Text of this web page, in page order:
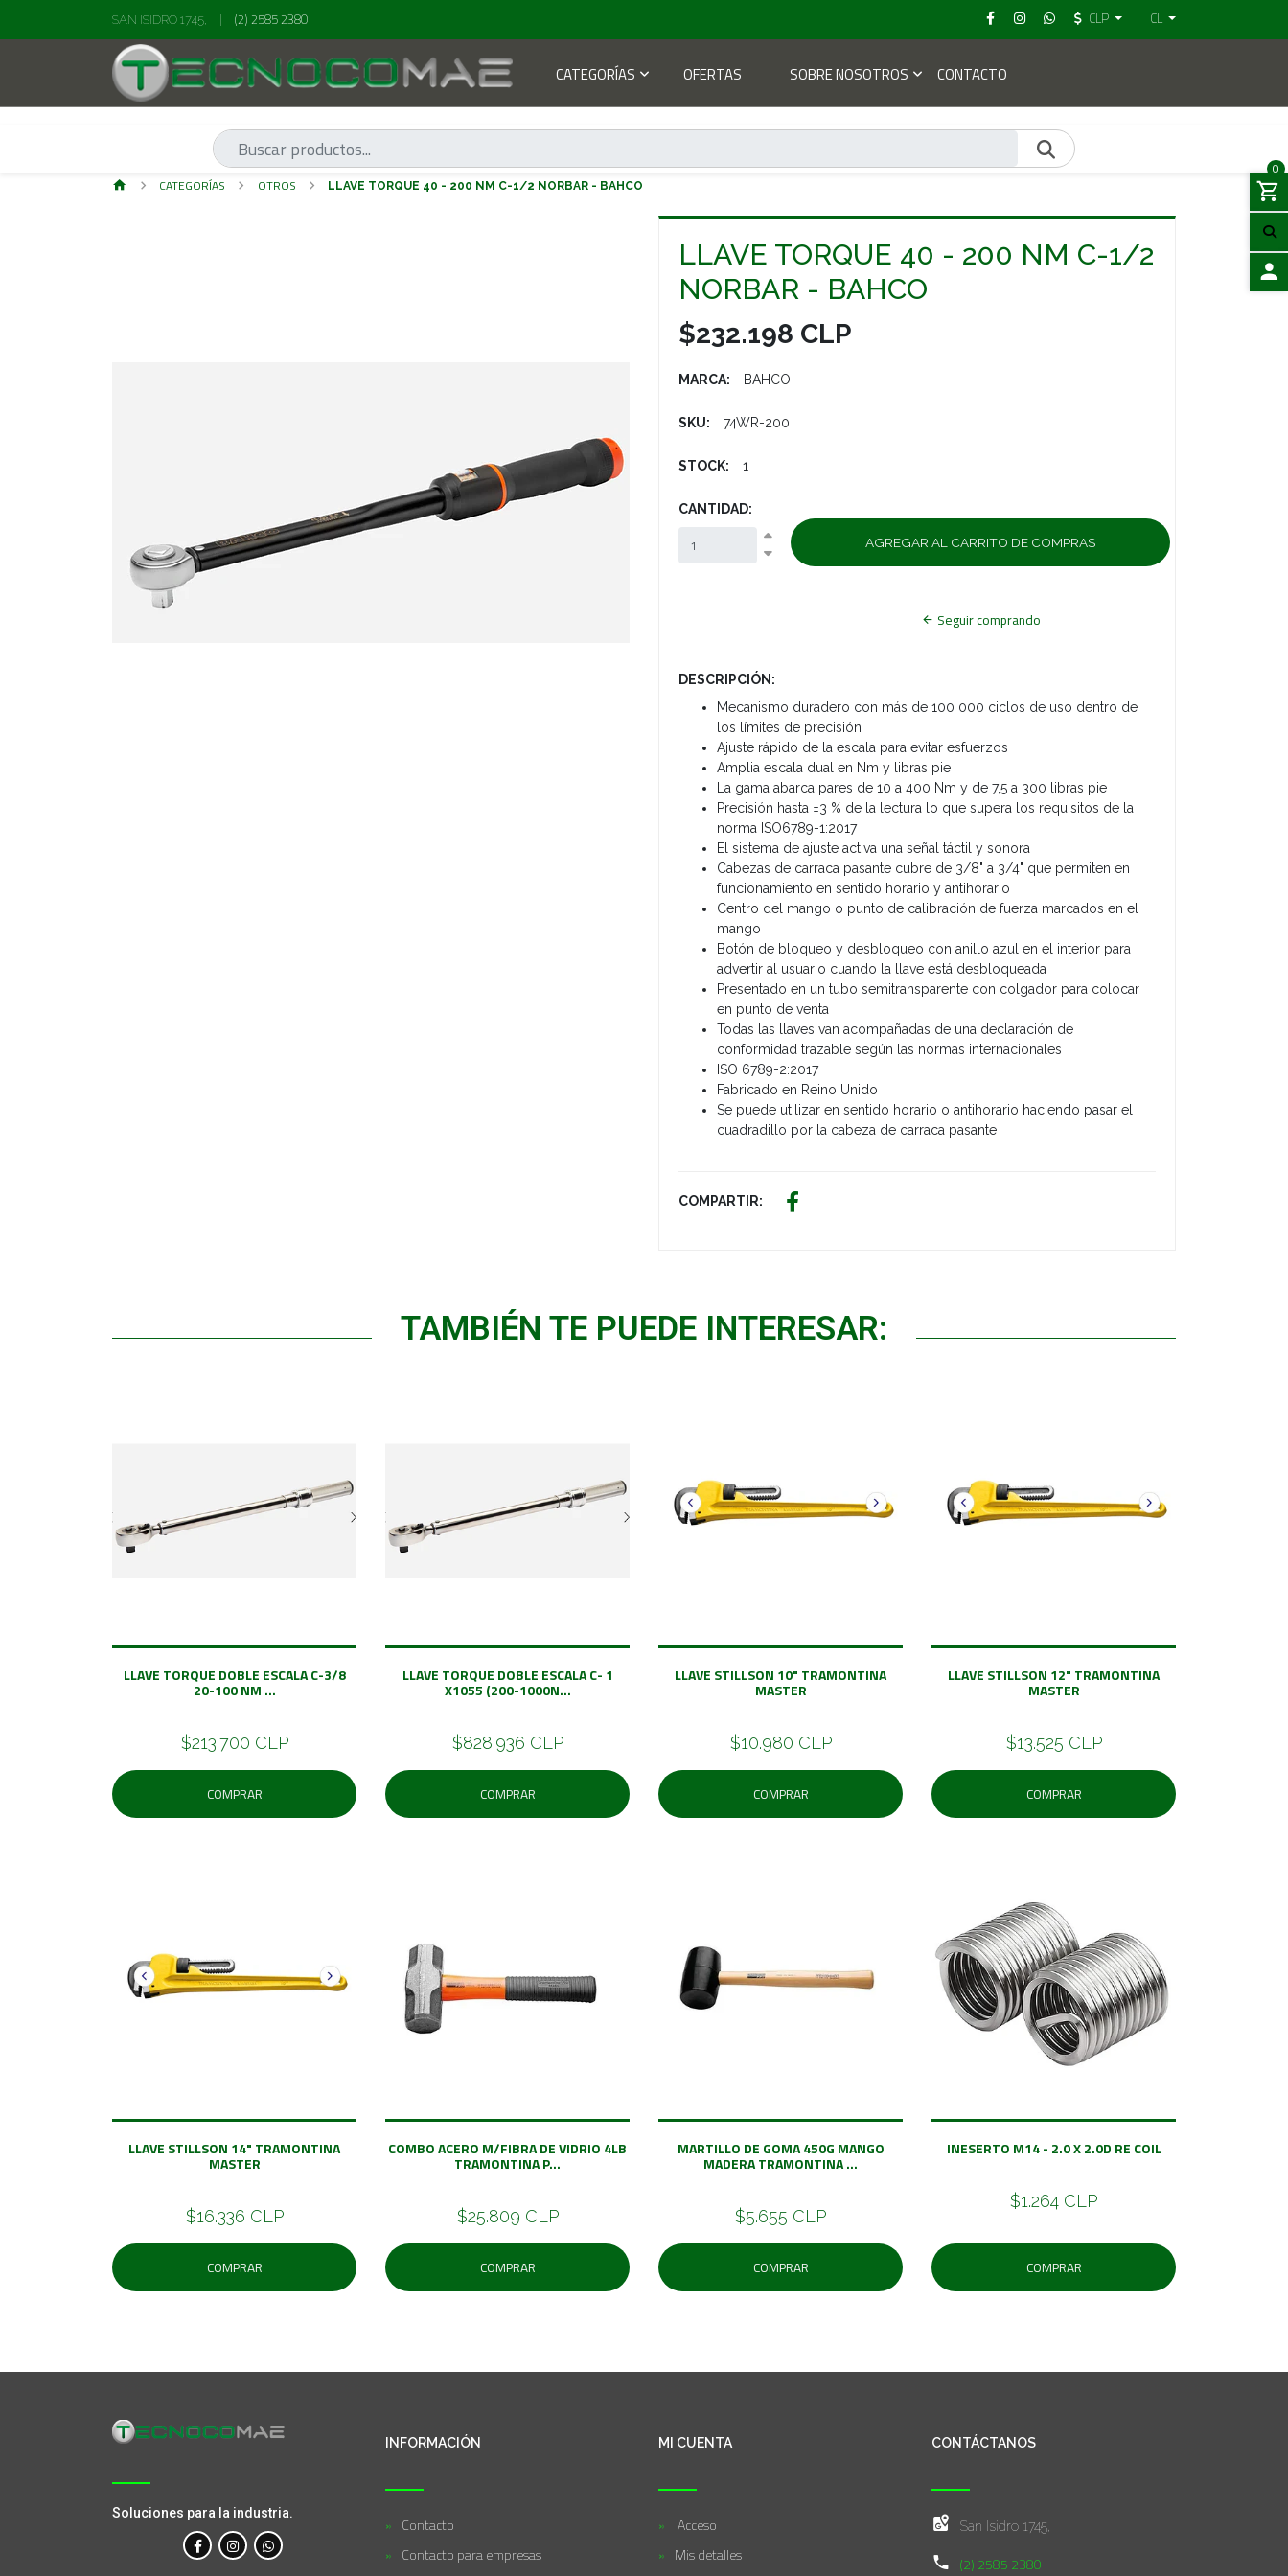
SAN ISIDRO 1745, (2) 2585 2380 CLP CL
CATEGORÍAS OFERTAS SOBRE NOSOTROS CONTACTO
0
CATEGORÍAS OTROS LLAVE TORQUE 40 - 200 NM C-1/2 NORBAR - BAHCO
LLAVE TORQUE 40 - 200 NM C-1/2
NORBAR - BAHCO
$232.198 CLP
MARCA: BAHCO
SKU: 74WR-200
STOCK: 1
CANTIDAD:
Seguir comprando
DESCRIPCIÓN:
Mecanismo duradero con más de 100 000 ciclos de uso dentro de
los límites de precisión
Ajuste rápido de la escala para evitar esfuerzos
Amplia escala dual en Nm y libras pie
La gama abarca pares de 10 a 400 Nm y de 7,5 a 300 libras pie
Precisión hasta ±3 % de la lectura lo que supera los requisitos de la
norma ISO6789-1:2017
El sistema de ajuste activa una señal táctil y sonora
Cabezas de carraca pasante cubre de 3/8" a 3/4" que permiten en
funcionamiento en sentido horario y antihorario
Centro del mango o punto de calibración de fuerza marcados en el
mango
Botón de bloqueo y desbloqueo con anillo azul en el interior para
advertir al usuario cuando la llave está desbloqueada
Presentado en un tubo semitransparente con colgador para colocar
en punto de venta
Todas las llaves van acompañadas de una declaración de
conformidad trazable según las normas internacionales
ISO 6789-2:2017
Fabricado en Reino Unido
Se puede utilizar en sentido horario o antihorario haciendo pasar el
cuadradillo por la cabeza de carraca pasante
COMPARTIR:
TAMBIÉN TE PUEDE INTERESAR:
LLAVE TORQUE DOBLE ESCALA C-3/8
20-100 NM ...
$213.700 CLP
COMPRAR
LLAVE TORQUE DOBLE ESCALA C- 1
X1055 (200-1000N...
$828.936 CLP
COMPRAR
LLAVE STILLSON 10" TRAMONTINA
MASTER
$10.980 CLP
COMPRAR
LLAVE STILLSON 12" TRAMONTINA
MASTER
$13.525 CLP
COMPRAR
LLAVE STILLSON 14" TRAMONTINA
MASTER
$16.336 CLP
COMPRAR
COMBO ACERO M/FIBRA DE VIDRIO 4LB
TRAMONTINA P...
$25.809 CLP
COMPRAR
MARTILLO DE GOMA 450G MANGO
MADERA TRAMONTINA ...
$5.655 CLP
COMPRAR
INESERTO M14 - 2.0 X 2.0D RE COIL
$1.264 CLP
COMPRAR
Soluciones para la industria.
INFORMACIÓN
Contacto
Contacto para empresas
MI CUENTA
Acceso
Mis detalles
CONTÁCTANOS
San Isidro 1745,
(2) 2585 2380